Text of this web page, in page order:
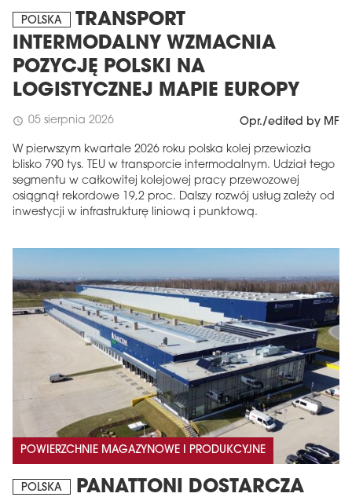
POLSKA
TRANSPORT
INTERMODALNY WZMACNIA
POZYCJĘ POLSKI NA
LOGISTYCZNEJ MAPIE EUROPY
schedule 05 sierpnia 2026 Opr./edited by MF
W pierwszym kwartale 2026 roku polska kolej przewiozła
blisko 790 tys. TEU w transporcie intermodalnym. Udział tego
segmentu w całkowitej kolejowej pracy przewozowej
osiągnął rekordowe 19,2 proc. Dalszy rozwój usług zależy od
inwestycji w infrastrukturę liniową i punktową.
POWIERZCHNIE MAGAZYNOWE I PRODUKCYJNE
POLSKA
PANATTONI DOSTARCZA